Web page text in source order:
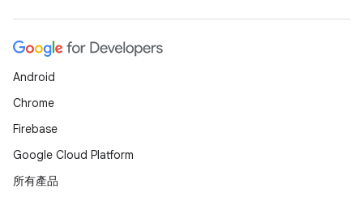
Android
Chrome
Firebase
Google Cloud Platform
所有產品